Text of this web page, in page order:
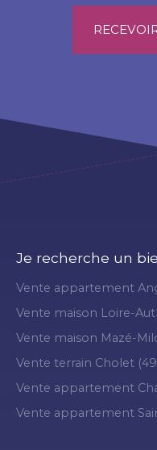
Je recherche un
Vente appartement
Vente maison Loire-
Vente maison Mazé-
Vente terrain Cholet
Vente appartement
Vente appartement